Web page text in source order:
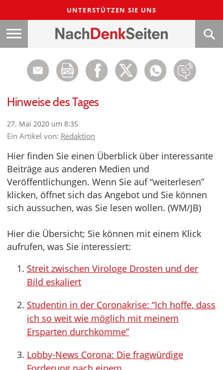
UNTERSTÜTZEN SIE UNS
Hinweise des Tages
27. Mai 2020 um 8:35
Ein Artikel von: Redaktion
Hier finden Sie einen Überblick über interessante
Beiträge aus anderen Medien und
Veröffentlichungen. Wenn Sie auf “weiterlesen”
klicken, öffnet sich das Angebot und Sie können
sich aussuchen, was Sie lesen wollen. (WM/JB)
Hier die Übersicht; Sie können mit einem Klick
aufrufen, was Sie interessiert:
Streit zwischen Virologe Drosten und der
Bild eskaliert
Studentin in der Coronakrise: “Ich hoffe, dass
ich so weit wie möglich mit meinem
Ersparten durchkomme”
Lobby-News Corona: Die fragwürdige